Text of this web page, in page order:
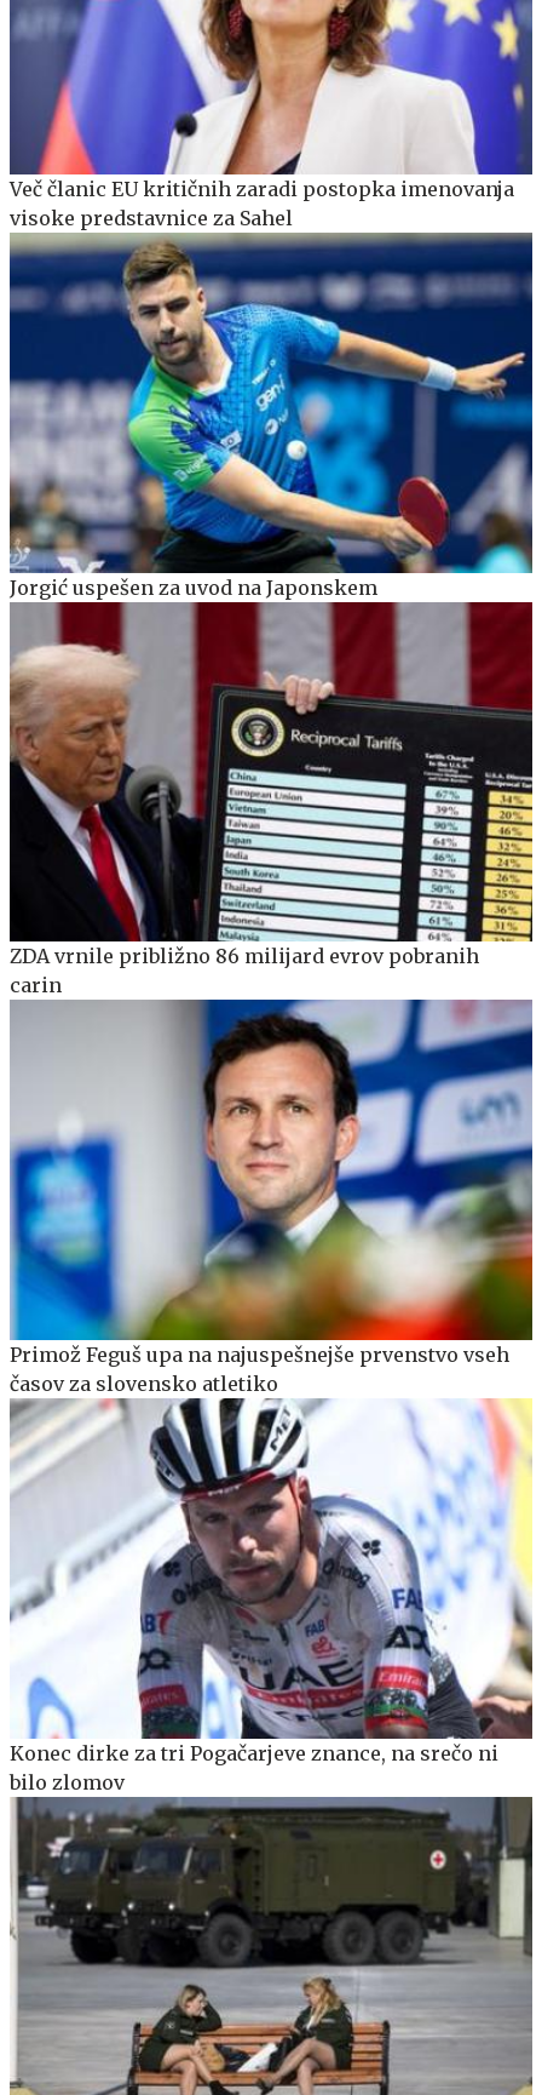
Več članic EU kritičnih zaradi postopka imenovanja
visoke predstavnice za Sahel
Jorgić uspešen za uvod na Japonskem
ZDA vrnile približno 86 milijard evrov pobranih
carin
Primož Feguš upa na najuspešnejše prvenstvo vseh
časov za slovensko atletiko
Konec dirke za tri Pogačarjeve znance, na srečo ni
bilo zlomov